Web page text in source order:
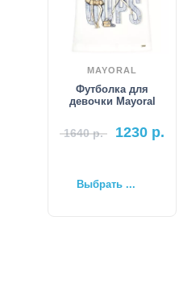
MAYORAL
Футболка для
девочки Mayoral
1640р. 1230 р.
Выбрать ...